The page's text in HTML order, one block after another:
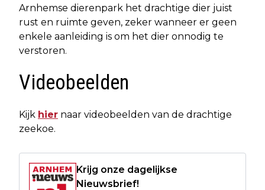
Arnhemse dierenpark het drachtige dier juist
rust en ruimte geven, zeker wanneer er geen
enkele aanleiding is om het dier onnodig te
verstoren.
Videobeelden
Kijk hier naar videobeelden van de drachtige
zeekoe.
Krijg onze dagelijkse
Nieuwsbrief!